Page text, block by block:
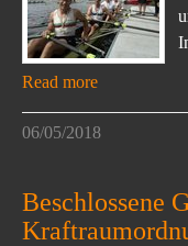
Read more
06/05/2018
Beschlossene